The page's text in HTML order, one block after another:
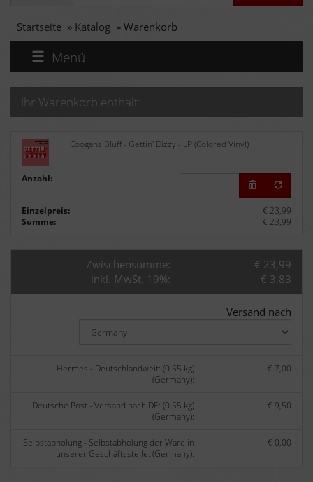
Startseite » Katalog » Warenkorb
Menü
Ihr Warenkorb enthält:
Coogans Bluff - Gettin' Dizzy - LP (Colored Vinyl)
Anzahl:
Einzelpreis:
€ 23,99
Summe:
€ 23,99
Zwischensumme:
€ 23,99
inkl. MwSt. 19%:
€ 3,83
Versand nach
Hermes - Deutschlandweit: (0.55 kg)
(Germany):
€ 7,00
Deutsche Post - Versand nach DE: (0.55 kg)
(Germany):
€ 9,50
Selbstabholung - Selbstabholung der Ware in
unserer Geschäftsstelle. (Germany):
€ 0,00